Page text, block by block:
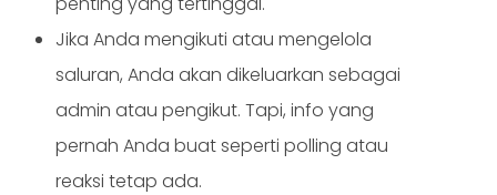
Jika Anda mengikuti atau mengelola
saluran, Anda akan dikeluarkan sebagai
admin atau pengikut. Tapi, info yang
pernah Anda buat seperti polling atau
reaksi tetap ada.